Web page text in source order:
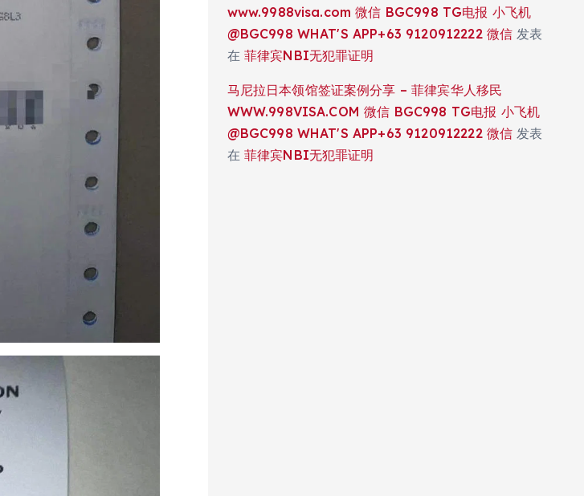
www.9988visa.com 微信 BGC998 TG电报 小飞机
@BGC998 WHAT'S APP+63 9120912222 微信 发表
在 菲律宾NBI无犯罪证明
马尼拉日本领馆签证案例分享 – 菲律宾华人移民
WWW.998VISA.COM 微信 BGC998 TG电报 小飞机
@BGC998 WHAT'S APP+63 9120912222 微信 发表
在 菲律宾NBI无犯罪证明